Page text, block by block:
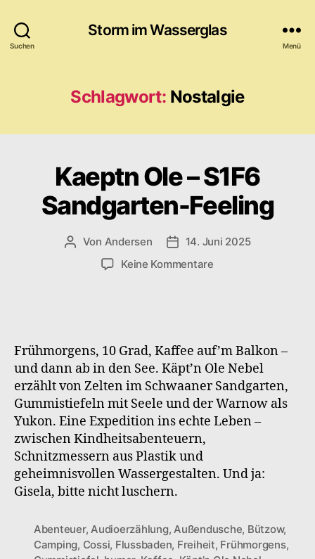
Suchen
Storm im Wasserglas
Menü
Schlagwort: Nostalgie
Kaeptn Ole – S1F6
Sandgarten-Feeling
Beitragsautor
Von Andersen Veröffentlichungsdatum
14. Juni 2025
Keine Kommentarezu
Feeling
Frühmorgens, 10 Grad, Kaffee auf’m Balkon –
und dann ab in den See. Käpt’n Ole Nebel
erzählt von Zelten im Schwaaner Sandgarten,
Gummistiefeln mit Seele und der Warnow als
Yukon. Eine Expedition ins echte Leben –
zwischen Kindheitsabenteuern,
Schnitzmessern aus Plastik und
geheimnisvollen Wassergestalten. Und ja:
Gisela, bitte nicht luschern.
Abenteuer,Audioerzählung,Außendusche, Bützow,
Camping, Cossi, Flussbaden, Freiheit, Frühmorgens,